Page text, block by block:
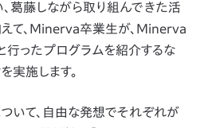
葛藤しながら取り組んできた活
えて、Minerva卒業生が、Minerva
行ったプログラムを紹介するな
実施します。
いて、自由な発想でそれぞれが